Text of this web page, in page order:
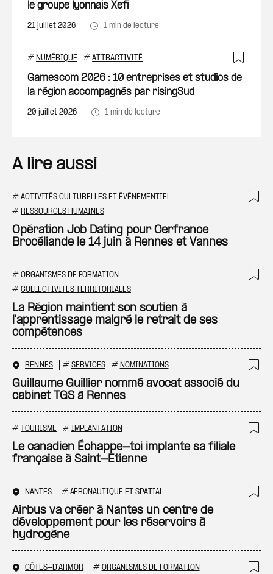
le groupe lyonnais Xefi
21 juillet 2026 1 min de lecture
# NUMÉRIQUE # ATTRACTIVITÉ
Gamescom 2026 : 10 entreprises et studios de
la région accompagnés par risingSud
20 juillet 2026 1 min de lecture
A lire aussi
# ACTIVITÉS CULTURELLES ET ÉVÉNEMENTIEL
# RESSOURCES HUMAINES
Opération Job Dating pour Cerfrance
Brocéliande le 14 juin à Rennes et Vannes
# ORGANISMES DE FORMATION
# COLLECTIVITÉS TERRITORIALES
La Région maintient son soutien à
l'apprentissage malgré le retrait de ses
compétences
RENNES # SERVICES # NOMINATIONS
Guillaume Guillier nommé avocat associé du
cabinet TGS à Rennes
# TOURISME # IMPLANTATION
Le canadien Échappe-toi implante sa filiale
française à Saint-Etienne
NANTES # AÉRONAUTIQUE ET SPATIAL
Airbus va créer à Nantes un centre de
développement pour les réservoirs à
hydrogène
CÔTES-D'ARMOR # ORGANISMES DE FORMATION